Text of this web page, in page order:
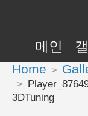
메인
Home
3DTuning